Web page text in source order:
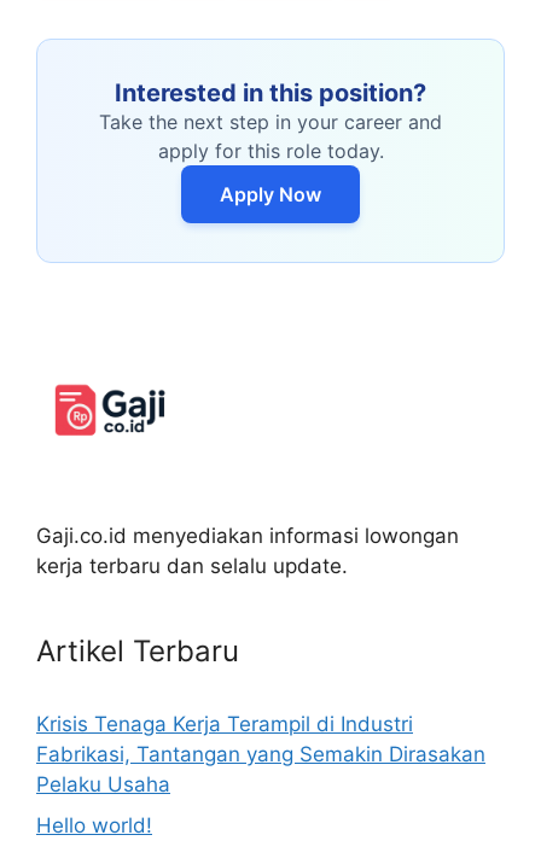
Interested in this position?
Take the next step in your career and
apply for this role today.
Apply Now
Gaji.co.id menyediakan informasi lowongan
kerja terbaru dan selalu update.
Artikel Terbaru
Krisis Tenaga Kerja Terampil di Industri
Fabrikasi, Tantangan yang Semakin Dirasakan
Pelaku Usaha
Hello world!